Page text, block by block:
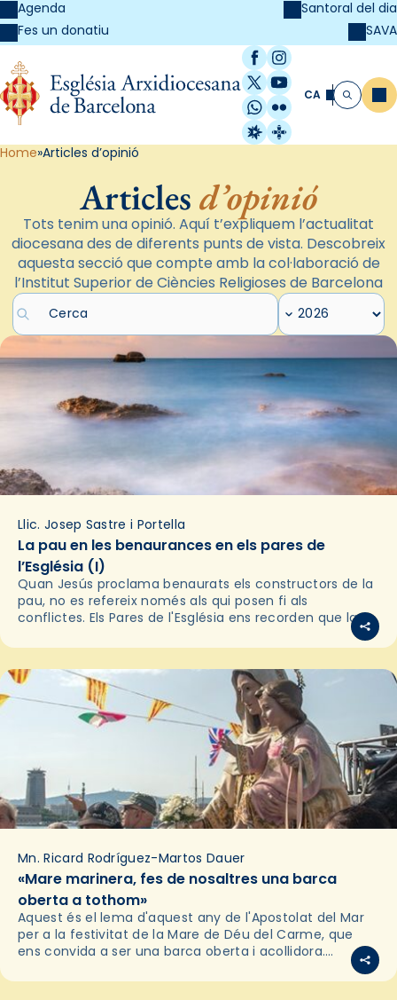
Agenda
Fes un donatiu
Santoral del dia
SAVA
Facebook
Instagram
X / Twitter
YouTube
WhatsApp
Flickr
Radio Estel
Catalunya
CA Cerca
Home Articles d’opinió
Articlesd’opinió
Tots tenim una opinió. Aquí t’expliquem l’actualitat
diocesana des de diferents punts de vista. Descobreix
aquesta secció que compte amb la col·laboració de
l’Institut Superior de Ciències Religioses de Barcelona
Cercar articles
Filtrar per any
Llic. Josep Sastre i Portella
La pau en les benaurances en els pares de
l’Església (I)
Quan Jesús proclama benaurats els constructors de la
pau, no es refereix només als qui posen fi als
conflictes. Els Pares de l'Església ens recorden que la
Mn. Ricard Rodríguez-Martos Dauer
«Mare marinera, fes de nosaltres una barca
oberta a tothom»
Aquest és el lema d'aquest any de l'Apostolat del Mar
per a la festivitat de la Mare de Déu del Carme, que
ens convida a ser una barca oberta i acollidora.